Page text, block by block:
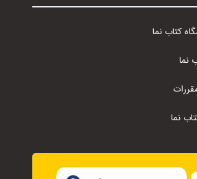
کتاب نما
نما
نما